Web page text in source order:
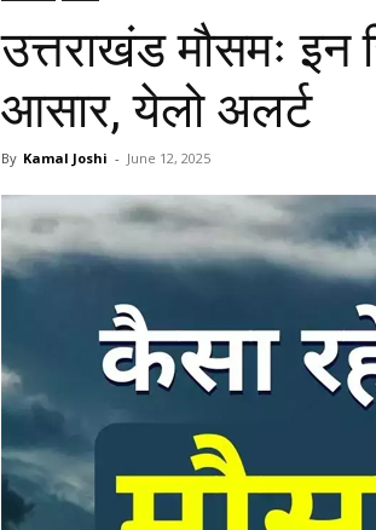
उत्तराखंड मौसमः इन
आसार, येलो अलर्ट
By Kamal Joshi - June 12, 2025